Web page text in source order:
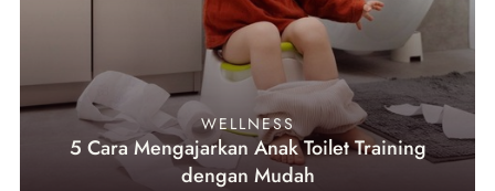
WELLNESS
5 Cara Mengajarkan Anak Toilet Training
dengan Mudah